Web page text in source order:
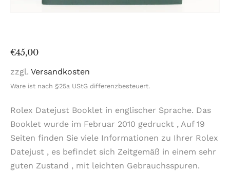
Normaler
Preis
€45,00
zzgl. Versandkosten
Ware ist nach §25a UStG differenzbesteuert.
Rolex Datejust Booklet in englischer Sprache. Das
Booklet wurde im Februar 2010 gedruckt , Auf 19
Seiten finden Sie viele Informationen zu Ihrer Rolex
Datejust , es befindet sich Zeitgemäß in einem sehr
guten Zustand , mit leichten Gebrauchsspuren.